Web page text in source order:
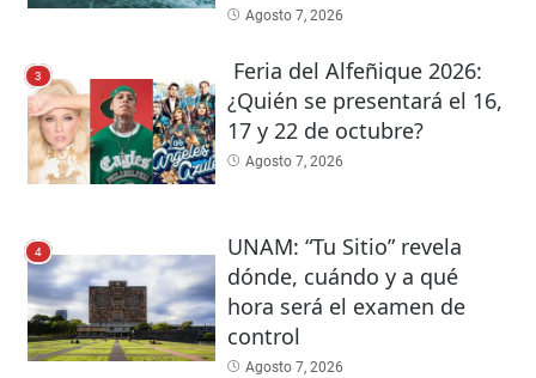
Agosto 7, 2026
3
Feria del Alfeñique 2026:
¿Quién se presentará el 16,
17 y 22 de octubre?
Agosto 7, 2026
4
UNAM: “Tu Sitio” revela
dónde, cuándo y a qué
hora será el examen de
control
Agosto 7, 2026